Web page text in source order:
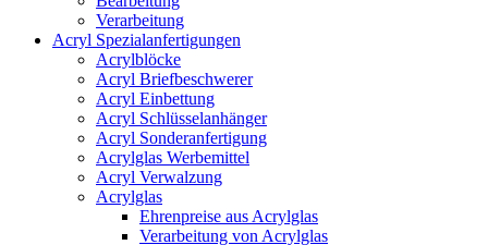
Verarbeitung
Acryl Spezialanfertigungen
Acrylblöcke
Acryl Briefbeschwerer
Acryl Einbettung
Acryl Schlüsselanhänger
Acryl Sonderanfertigung
Acrylglas Werbemittel
Acryl Verwalzung
Acrylglas
Ehrenpreise aus Acrylglas
Verarbeitung von Acrylglas